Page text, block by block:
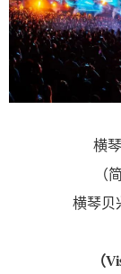
横
（
横琴贝
（